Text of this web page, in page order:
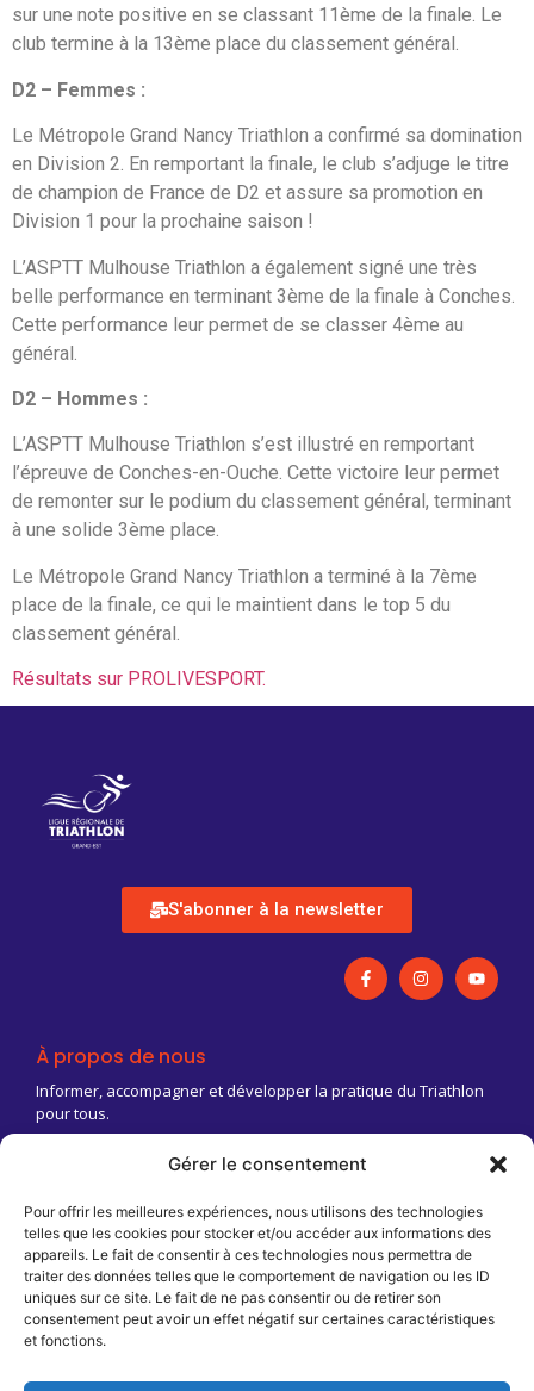
Gérer le consentement
Pour offrir les meilleures expériences, nous utilisons des technologies
telles que les cookies pour stocker et/ou accéder aux informations des
appareils. Le fait de consentir à ces technologies nous permettra de
traiter des données telles que le comportement de navigation ou les ID
uniques sur ce site. Le fait de ne pas consentir ou de retirer son
consentement peut avoir un effet négatif sur certaines caractéristiques
et fonctions.
sur une note positive en se classant 11ème de la finale. Le
club termine à la 13ème place du classement général.
D2 – Femmes :
Le Métropole Grand Nancy Triathlon a confirmé sa domination
en Division 2. En remportant la finale, le club s’adjuge le titre
de champion de France de D2 et assure sa promotion en
Division 1 pour la prochaine saison !
L’ASPTT Mulhouse Triathlon a également signé une très
belle performance en terminant 3ème de la finale à Conches.
Cette performance leur permet de se classer 4ème au
général.
D2 – Hommes :
L’ASPTT Mulhouse Triathlon s’est illustré en remportant
l’épreuve de Conches-en-Ouche. Cette victoire leur permet
de remonter sur le podium du classement général, terminant
à une solide 3ème place.
Le Métropole Grand Nancy Triathlon a terminé à la 7ème
place de la finale, ce qui le maintient dans le top 5 du
classement général.
Résultats sur PROLIVESPORT.
S'abonner à la newsletter
À propos de nous
Informer, accompagner et développer la pratique du Triathlon
pour tous.
03 83 18 88 03
Contact@triathlongrandest.fr
Maison Régionale des Sports
13 rue Jean Moulin
CS 70001
54510 Tomblaine